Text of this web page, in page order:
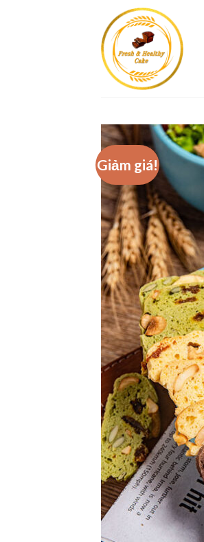
Giảm giá!